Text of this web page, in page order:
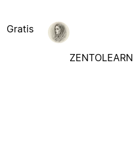
Gratis
ZENTOLEARN